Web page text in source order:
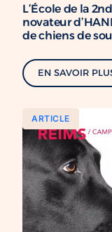
L’École de la
novateur
de chiens de
EN SAVOIR
ARTICLE